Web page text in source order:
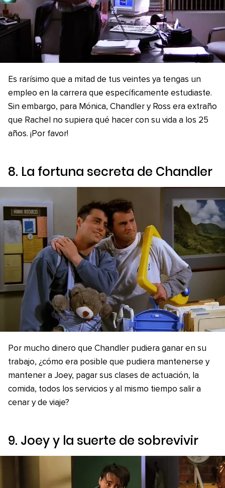
Es rarísimo que a mitad de tus veintes ya tengas un
empleo en la carrera que específicamente estudiaste.
Sin embargo, para Mónica, Chandler y Ross era extraño
que Rachel no supiera qué hacer con su vida a los 25
años. ¡Por favor!
8. La fortuna secreta de Chandler
Por mucho dinero que Chandler pudiera ganar en su
trabajo, ¿cómo era posible que pudiera mantenerse y
mantener a Joey, pagar sus clases de actuación, la
comida, todos los servicios y al mismo tiempo salir a
cenar y de viaje?
9. Joey y la suerte de sobrevivir